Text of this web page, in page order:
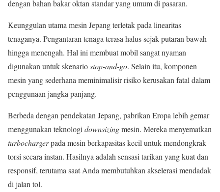
dengan bahan bakar oktan standar yang umum di pasaran.
Keunggulan utama mesin Jepang terletak pada linearitas
tenaganya. Pengantaran tenaga terasa halus sejak putaran bawah
hingga menengah. Hal ini membuat mobil sangat nyaman
digunakan untuk skenariostop-and-go. Selain itu, komponen
mesin yang sederhana meminimalisir risiko kerusakan fatal dalam
penggunaan jangka panjang.
Berbeda dengan pendekatan Jepang, pabrikan Eropa lebih gemar
menggunakan teknologidownsizingmesin. Mereka menyematkan
turbochargerpada mesin berkapasitas kecil untuk mendongkrak
torsi secara instan. Hasilnya adalah sensasi tarikan yang kuat dan
responsif, terutama saat Anda membutuhkan akselerasi mendadak
di jalan tol.